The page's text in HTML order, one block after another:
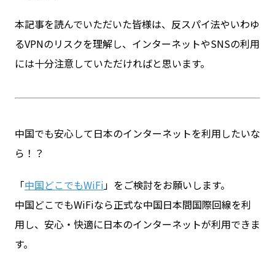
本記事を読んでいただいた皆様は、反スパイ法やいわゆ
るVPNのリスクを理解し、インターネットやSNSの利用
には十分注意していただければと思います。
中国でも安心して日本のインターネットを利用したいな
ら！？
「中国どこでもWiFi」をご検討をお願いします。
中国どこでもWiFiなら正式な中国日本間国際回線を利
用し、安心・快適に日本のインターネットが利用できま
す。